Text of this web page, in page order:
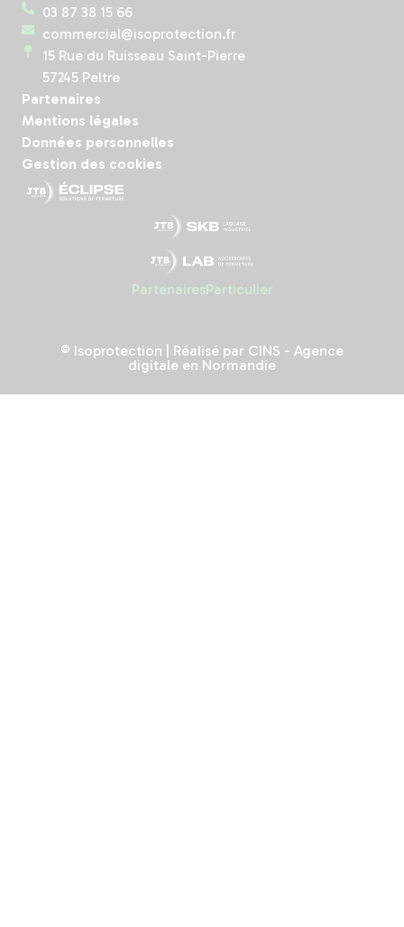
03 87 38 15 66
commercial@isoprotection.fr
15 Rue du Ruisseau Saint-Pierre
57245 Peltre
Partenaires
Mentions légales
Données personnelles
Gestion des cookies
PartenairesParticulier
© Isoprotection | Réalisé par CINS - Agence
digitale en Normandie